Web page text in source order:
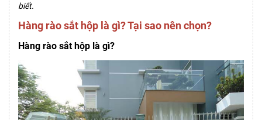
biết.
Hàng rào sắt hộp là gì? Tại sao nên chọn?
Hàng rào sắt hộp là gì?